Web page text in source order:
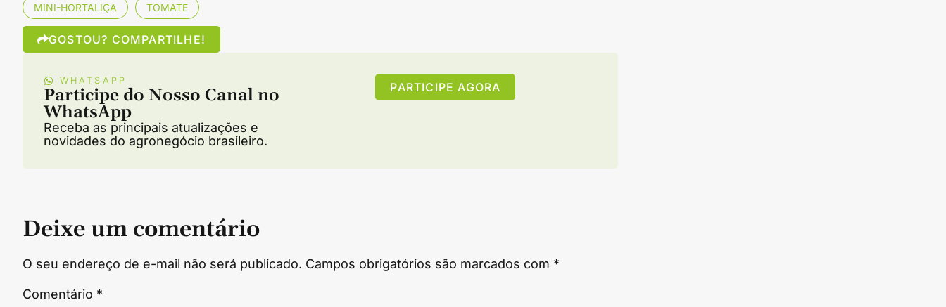
MINI-HORTALIÇA TOMATE
GOSTOU? COMPARTILHE!
WHATSAPP
Participe do Nosso Canal no
WhatsApp
Receba as principais atualizações e
novidades do agronegócio brasileiro.
PARTICIPE AGORA
Deixe um comentário
O seu endereço de e-mail não será publicado. Campos obrigatórios são marcados com *
Comentário *